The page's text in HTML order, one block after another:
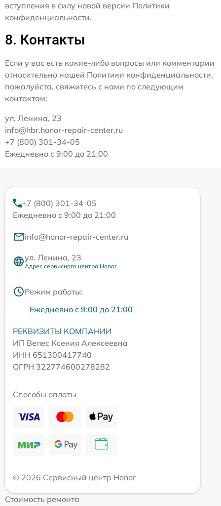
вступления в силу новой версии Политики
конфиденциальности.
8. Контакты
Если у вас есть какие-либо вопросы или комментарии
относительно нашей Политики конфиденциальности,
пожалуйста, свяжитесь с нами по следующим
контактам:
ул. Ленина, 23
info@hbr.honor-repair-center.ru
+7 (800) 301-34-05
Ежедневно с 9:00 до 21:00
+7 (800) 301-34-05
Ежедневно с 9:00 до 21:00
info@honor-repair-center.ru
ул. Ленина, 23
Адрес сервисного центра Honor
Режим работы:
Ежедневно с 9:00 до 21:00
РЕКВИЗИТЫ КОМПАНИИ
ИП Велес Ксения Алексеевна
ИНН 651300417740
ОГРН 322774600278282
Способы оплаты
© 2026 Сервисный центр Honor
Стоимость ремонта